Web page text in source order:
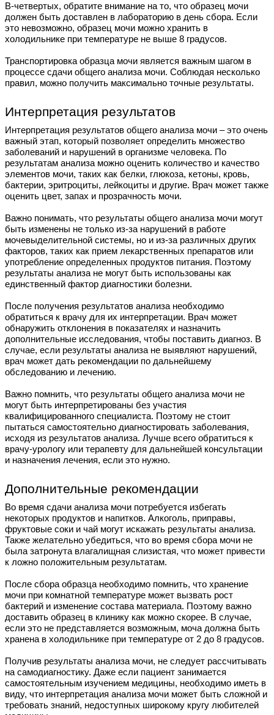
В-четвертых, обратите внимание на то, что образец мочи
должен быть доставлен в лабораторию в день сбора. Если
это невозможно, образец мочи можно хранить в
холодильнике при температуре не выше 8 градусов.
Транспортировка образца мочи является важным шагом в
процессе сдачи общего анализа мочи. Соблюдая несколько
правил, можно получить максимально точные результаты.
Интерпретация результатов
Интерпретация результатов общего анализа мочи – это очень
важный этап, который позволяет определить множество
заболеваний и нарушений в организме человека. По
результатам анализа можно оценить количество и качество
элементов мочи, таких как белки, глюкоза, кетоны, кровь,
бактерии, эритроциты, лейкоциты и другие. Врач может также
оценить цвет, запах и прозрачность мочи.
Важно понимать, что результаты общего анализа мочи могут
быть изменены не только из-за нарушений в работе
мочевыделительной системы, но и из-за различных других
факторов, таких как прием лекарственных препаратов или
употребление определенных продуктов питания. Поэтому
результаты анализа не могут быть использованы как
единственный фактор диагностики болезни.
После получения результатов анализа необходимо
обратиться к врачу для их интерпретации. Врач может
обнаружить отклонения в показателях и назначить
дополнительные исследования, чтобы поставить диагноз. В
случае, если результаты анализа не выявляют нарушений,
врач может дать рекомендации по дальнейшему
обследованию и лечению.
Важно помнить, что результаты общего анализа мочи не
могут быть интерпретированы без участия
квалифицированного специалиста. Поэтому не стоит
пытаться самостоятельно диагностировать заболевания,
исходя из результатов анализа. Лучше всего обратиться к
врачу-урологу или терапевту для дальнейшей консультации
и назначения лечения, если это нужно.
Дополнительные рекомендации
Во время сдачи анализа мочи потребуется избегать
некоторых продуктов и напитков. Алкоголь, приправы,
фруктовые соки и чай могут искажать результаты анализа.
Также желательно убедиться, что во время сбора мочи не
была затронута влагалищная слизистая, что может привести
к ложно положительным результатам.
После сбора образца необходимо помнить, что хранение
мочи при комнатной температуре может вызвать рост
бактерий и изменение состава материала. Поэтому важно
доставить образец в клинику как можно скорее. В случае,
если это не представляется возможным, моча должна быть
хранена в холодильнике при температуре от 2 до 8 градусов.
Получив результаты анализа мочи, не следует рассчитывать
на самодиагностику. Даже если пациент занимается
самостоятельным изучением медицины, необходимо иметь в
виду, что интерпретация анализа мочи может быть сложной и
требовать знаний, недоступных широкому кругу любителей